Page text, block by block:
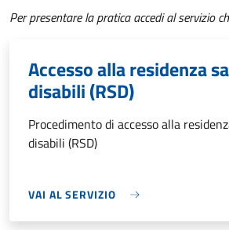
Per presentare la pratica accedi al servizio
Accesso alla residenza
disabili (RSD)
Procedimento di accesso alla
disabili (RSD)
VAI AL SERVIZIO